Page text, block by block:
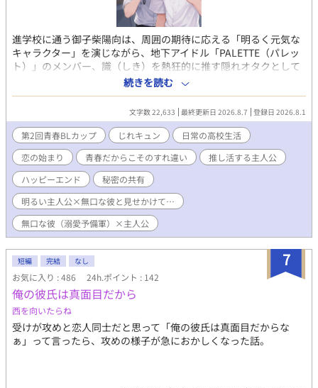
進学校に通う御子柴陽向は、周囲の期待に応える「明るく元気な
キャラクター」を演じながら、地下アイドル「PALETTE（パレッ
ト）」のメンバー、識（しき）を熱狂的に推す隠れオタクとして
の日々を送っていた。 ある日、陽向は校内で推しの缶バッジを落
としたことをきっかけに、クラスで最も無口で孤独な存在である
秋山律に、自分が識推しオタクであることを知られてしまう。 し
かも、実は律も識を推す「同担」だった！ 二人は「学校では他人
のふりをする」という規約を交わしながら、ライブの同行や律の
マンションでの勉強会を通じて、誰にも言えない秘密を共有する
唯一無二の仲になってく。 家庭環境から深い孤独を抱える律と、
キャラを演じ続けることに疲弊していた陽向。 二人は識の歌う
『灯火（ともしび）』の歌詞にある「ここにいていい」という言
葉に救われ、次第に素の自分をさらけ出せる居場所を見出してい
く。 しかし、校内で二人の関係が噂になり始めると、陽向は自分
の立場を守るために咄嗟に律を突き放す嘘をついてしまう。 再び
孤独に沈む律。 何が大切かに気づく陽向。 騒動を乗り越えた２人
は、お互いが人生の「灯火（ともしび）」であることを確信す
る。 やがて恋人同士となった二人は共に歩む未来を誓い合う。
「推し活」から始まるピュアで切ない青春BLストーリーです。
*** 久しぶりの青春もの。 アルファポリスでは、初めての高校生
カップル！ 初々しいキュン！を目指しました。 ええ、キュン！で
す。 ちょっと最後の方で、いつものごとく腹黒執着っぽい匂いが
若干する気もしますが。 初々しいキュンキュン物語です！（と力
説するぐらいには、……青春です💦） いつもの溺愛系ではなく
続きを読む
文字数 22,633 最終更新日 2026.8.7 登録日 2026.8.1
第2回青春BLカップ じれキュン
日常の高校生活
恋の始まり
青春だからこそのすれ違い
推し活する主人公
ハッピーエンド
秘密の共有
明るい主人公×無口な彼と見せかけて…
無口な彼（溺愛予備軍）×主人公
7
短編 完結 なし
お気に入り : 486 24h.ポイント : 142
俺の彼氏は真面目だから
西を向いたらね
受けが攻めと恋人同士だと思って「俺の彼氏は真面目だからな
ぁ」って言ったら、攻めの様子が急におかしくなった話。